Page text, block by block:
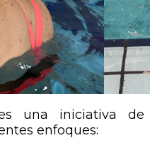
una iniciativa de
enfoques: